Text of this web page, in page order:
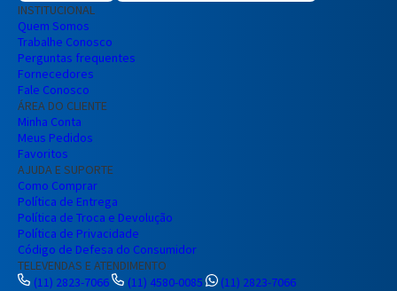
INSTITUCIONAL
Quem Somos
Trabalhe Conosco
Perguntas frequentes
Fornecedores
Fale Conosco
ÁREA DO CLIENTE
Minha Conta
Meus Pedidos
Favoritos
AJUDA E SUPORTE
Como Comprar
Política de Entrega
Política de Troca e Devolução
Política de Privacidade
Código de Defesa do Consumidor
TELEVENDAS E ATENDIMENTO
(11) 2823-7066
(11) 4580-0085
(11) 2823-7066